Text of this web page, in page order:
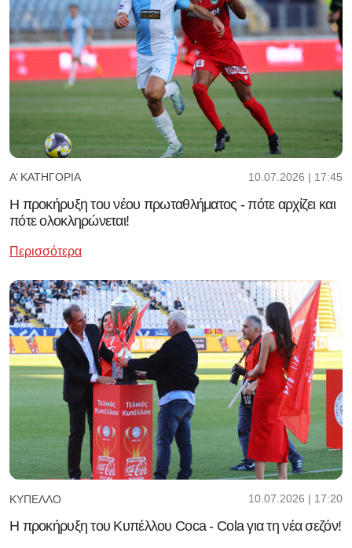
Α’ ΚΑΤΗΓΟΡΊΑ 10.07.2026 | 17:45
Η προκήρυξη του νέου πρωταθλήματος - πότε αρχίζει και
πότε ολοκληρώνεται!
Περισσότερα
ΚΎΠΕΛΛΟ 10.07.2026 | 17:20
Η προκήρυξη του Κυπέλλου Coca - Cola για τη νέα σεζόν!